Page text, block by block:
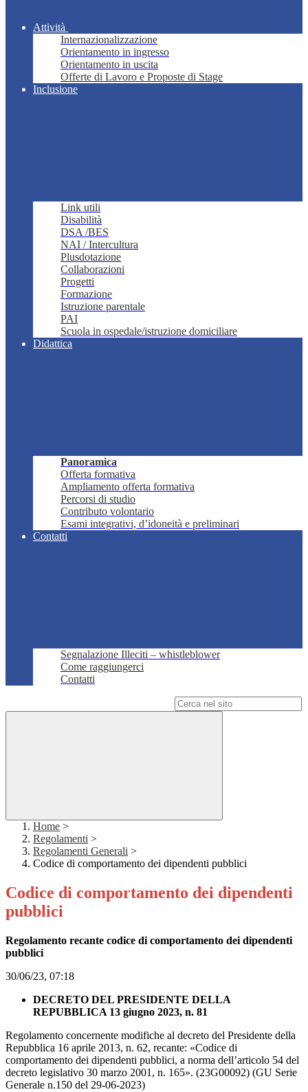
Attività
Internazionalizzazione
Orientamento in ingresso
Orientamento in uscita
Offerte di Lavoro e Proposte di Stage
Inclusione
Link utili
Disabilità
DSA /BES
NAI / Intercultura
Plusdotazione
Collaborazioni
Progetti
Formazione
Istruzione parentale
PAI
Scuola in ospedale/istruzione domiciliare
Didattica
Panoramica
Offerta formativa
Ampliamento offerta formativa
Percorsi di studio
Contributo volontario
Esami integrativi, d’idoneità e preliminari
Contatti
Segnalazione Illeciti – whistleblower
Come raggiungerci
Contatti
Home >
Regolamenti >
Regolamenti Generali >
Codice di comportamento dei dipendenti pubblici
Codice di comportamento dei dipendenti
pubblici
Regolamento recante codice di comportamento dei dipendenti
pubblici
30/06/23, 07:18
DECRETO DEL PRESIDENTE DELLA
REPUBBLICA 13 giugno 2023, n. 81
Regolamento concernente modifiche al decreto del Presidente della
Repubblica 16 aprile 2013, n. 62, recante: «Codice di
comportamento dei dipendenti pubblici, a norma dell’articolo 54 del
decreto legislativo 30 marzo 2001, n. 165». (23G00092) (GU Serie
Generale n.150 del 29-06-2023)